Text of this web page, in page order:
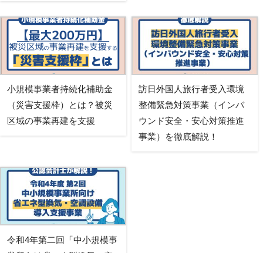
小規模事業者持続化補助金
（災害支援枠）とは？被災
区域の事業再建を支援
訪日外国人旅行者受入環境
整備緊急対策事業（インバ
ウンド安全・安心対策推進
事業）を徹底解説！
令和4年第二回「中小規模事